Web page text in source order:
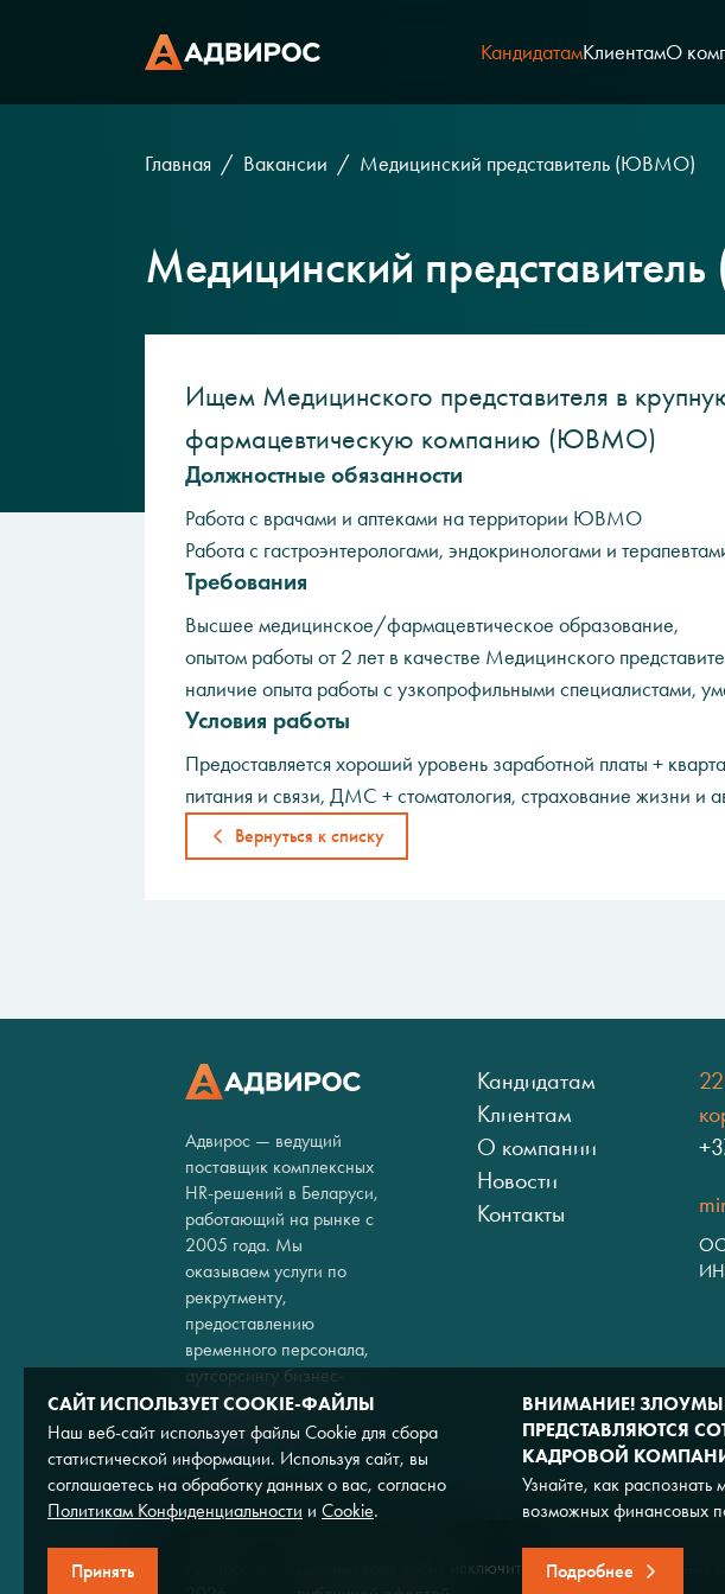
КандидатамКлиентамО
Главная Вакансии Медицинский представитель (ЮВМО)
Медицинский
Ищем Медицинского представителя в
фармацевтическую компанию (ЮВМО)
Должностные обязанности
Работа с врачами и аптеками на территории ЮВМО
Работа с гастроэнтерологами, эндокринологами и
Требования
Высшее медицинское/фармацевтическое образование,
опытом работы от 2 лет в качестве Медицинского
наличие опыта работы с узкопрофильными специалистами,
Условия работы
Предоставляется хороший уровень заработной платы +
питания и связи, ДМС + стоматология, страхование жизни и
Вернуться к списку
Адвирос — ведущий
поставщик комплексных
HR-решений в Беларуси,
работающий на рынке с
2005 года. Мы
оказываем услуги по
рекрутменту,
предоставлению
временного персонала,
аутсорсингу бизнес-
процессов и кадровому
консалтингу.
Кандидатам
Клиентам
О компании
Новости
Контакты
Данный сайт носит исключительно информационный
ВНИМАНИЕ!
ПРЕДСТАВЛЯЮТСЯ
КАДРОВОЙ
Узнайте, как распознать
возможных финансовых
Подробнее
САЙТ ИСПОЛЬЗУЕТ COOKIE-ФАЙЛЫ
Наш веб-сайт использует файлы Cookie для сбора
статистической информации. Используя сайт, вы
соглашаетесь на обработку данных о вас, согласно
Политикам Конфиденциальности и Cookie.
Принять